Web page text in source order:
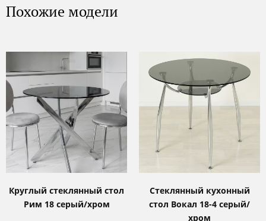
Похожие модели
Круглый стеклянный стол
Рим 18 серый/хром
Стеклянный кухонный
стол Вокал 18-4 серый/
хром